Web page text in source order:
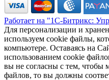
Работает на "1С-Битрикс:
Для персонализации и
используем cookie файлы,
компьютере. Оставаясь на
использованием cookie
вы не согласны с тем, чтобы
файлов, то вы должны